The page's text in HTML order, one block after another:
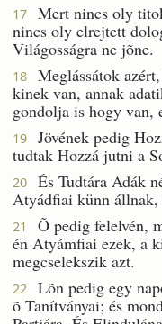
17
Mert nincs oly
nincs oly elrejtett
Világosságra ne jõne.
18
Meglássátok
kinek van, annak
gondolja is hogy van,
19
Jövének pedig
tudtak Hozzá jutni a
20
És Tudtára Adák
Atyádfiai künn
21
Õ pedig felelvén,
én Atyámfiai ezek, a
megcselekszik azt.
22
Lõn pedig egy
õ Tanítványai; és